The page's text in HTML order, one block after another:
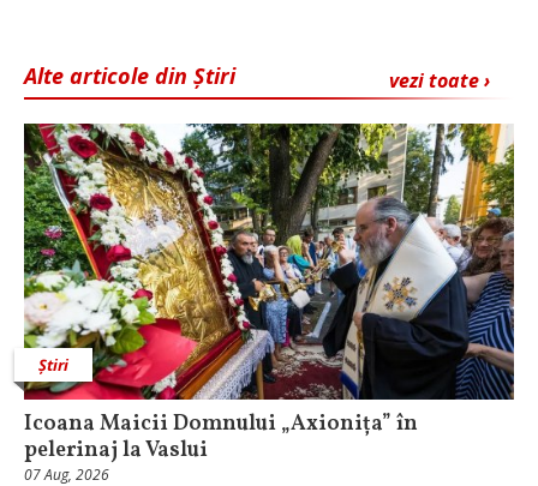
vezi toate ›
Alte articole din Știri
Știri
Icoana Maicii Domnului „Axionița” în
pelerinaj la Vaslui
07 Aug, 2026